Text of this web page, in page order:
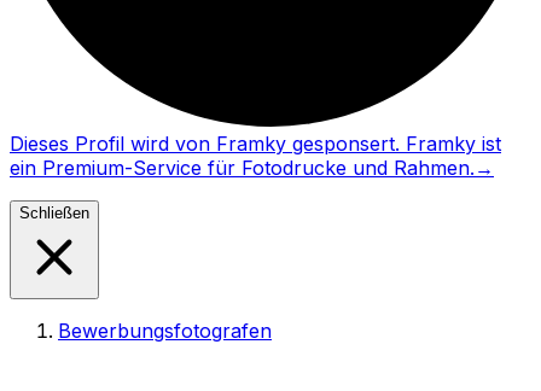
Dieses Profil wird von Framky gesponsert. Framky ist
ein Premium-Service für Fotodrucke und Rahmen. →
Schließen
Bewerbungsfotografen